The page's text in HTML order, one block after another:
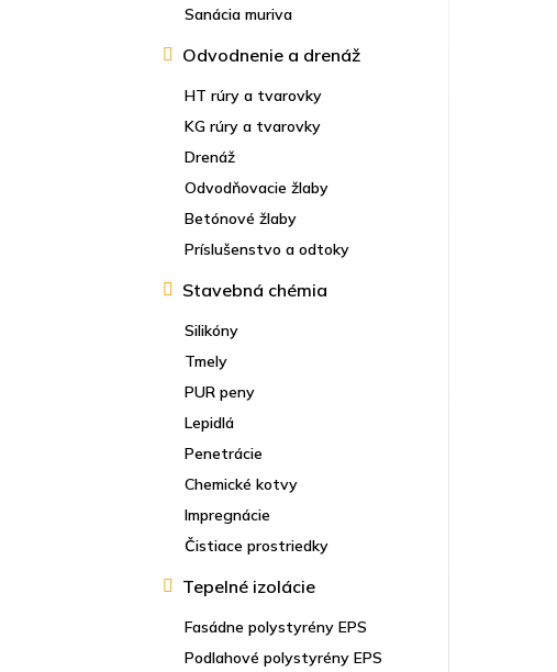
Sanácia muriva
Odvodnenie a drenáž
HT rúry a tvarovky
KG rúry a tvarovky
Drenáž
Odvodňovacie žlaby
Betónové žlaby
Príslušenstvo a odtoky
Stavebná chémia
Silikóny
Tmely
PUR peny
Lepidlá
Penetrácie
Chemické kotvy
Impregnácie
Čistiace prostriedky
Tepelné izolácie
Fasádne polystyrény EPS
Podlahové polystyrény EPS